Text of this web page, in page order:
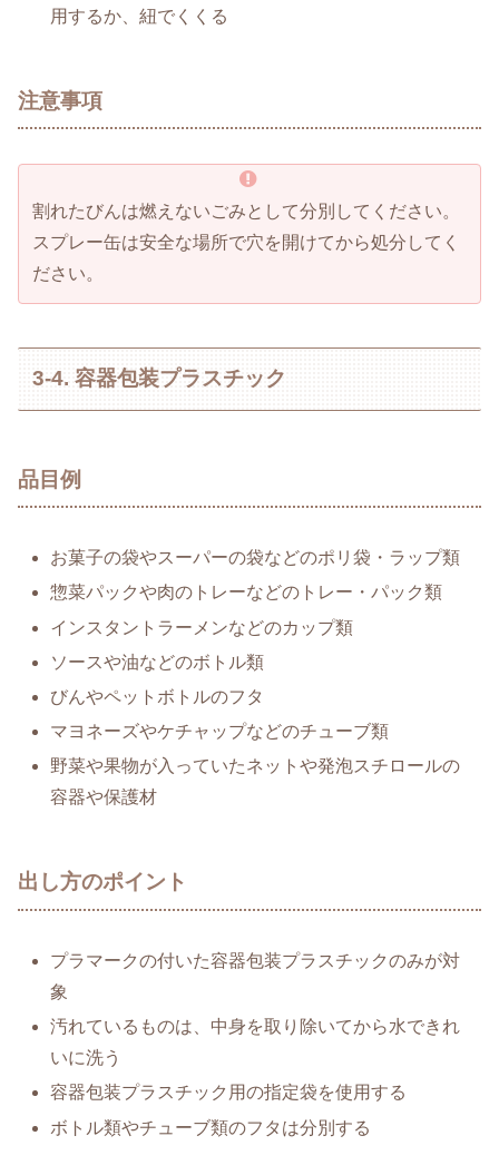
用するか、紐でくくる
注意事項
割れたびんは燃えないごみとして分別してください。
スプレー缶は安全な場所で穴を開けてから処分してく
ださい。
3-4. 容器包装プラスチック
品目例
お菓子の袋やスーパーの袋などのポリ袋・ラップ類
惣菜パックや肉のトレーなどのトレー・パック類
インスタントラーメンなどのカップ類
ソースや油などのボトル類
びんやペットボトルのフタ
マヨネーズやケチャップなどのチューブ類
野菜や果物が入っていたネットや発泡スチロールの
容器や保護材
出し方のポイント
プラマークの付いた容器包装プラスチックのみが対
象
汚れているものは、中身を取り除いてから水できれ
いに洗う
容器包装プラスチック用の指定袋を使用する
ボトル類やチューブ類のフタは分別する